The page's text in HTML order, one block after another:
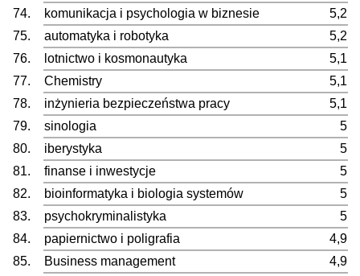
74.
komunikacja i psychologia w biznesie
5,2
75.
automatyka i robotyka
5,2
76.
lotnictwo i kosmonautyka
5,1
77.
Chemistry
5,1
78.
inżynieria bezpieczeństwa pracy
5,1
79.
sinologia
5
80.
iberystyka
5
81.
finanse i inwestycje
5
82.
bioinformatyka i biologia systemów
5
83.
psychokryminalistyka
5
84.
papiernictwo i poligrafia
4,9
85.
Business management
4,9